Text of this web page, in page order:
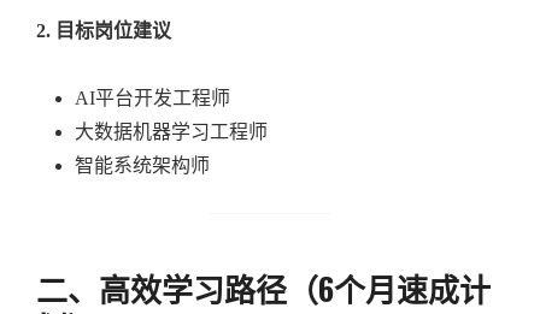
2. 目标岗位建议
AI平台开发工程师
大数据机器学习工程师
智能系统架构师
二、高效学习路径（6个月速成计